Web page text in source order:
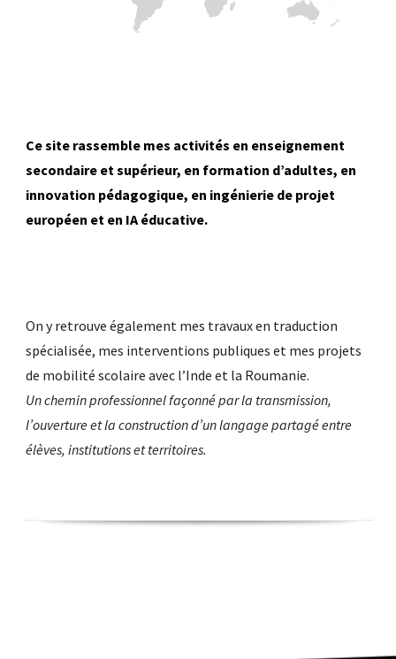
Ce site rassemble mes activités en enseignement
secondaire et supérieur, en formation d’adultes, en
innovation pédagogique, en ingénierie de projet
européen et en IA éducative.
On y retrouve également mes travaux en traduction
spécialisée, mes interventions publiques et mes projets
de mobilité scolaire avec l’Inde et la Roumanie.
Un chemin professionnel façonné par la transmission,
l’ouverture et la construction d’un langage partagé entre
élèves, institutions et territoires.